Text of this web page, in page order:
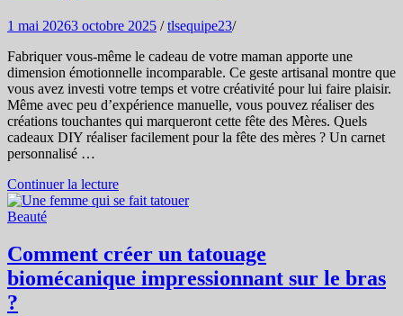
1 mai 20263 octobre 2025 /tlsequipe23/
Fabriquer vous-même le cadeau de votre maman apporte une
dimension émotionnelle incomparable. Ce geste artisanal montre que
vous avez investi votre temps et votre créativité pour lui faire plaisir.
Même avec peu d’expérience manuelle, vous pouvez réaliser des
créations touchantes qui marqueront cette fête des Mères. Quels
cadeaux DIY réaliser facilement pour la fête des mères ? Un carnet
personnalisé …
Continuer la lecture
Beauté
Comment créer un tatouage
biomécanique impressionnant sur le bras
?